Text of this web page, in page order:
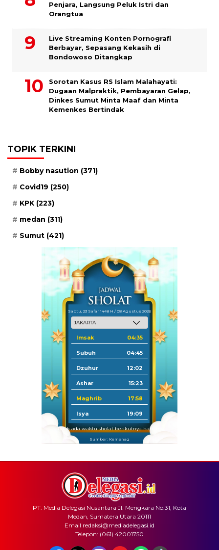
Penjara, Langsung Peluk Istri dan
Orangtua
Live Streaming Konten Pornografi
Berbayar, Sepasang Kekasih di
Bondowoso Ditangkap
Sorotan Kasus RS Islam Malahayati:
Dugaan Malpraktik, Pembayaran Gelap,
Dinkes Sumut Minta Maaf dan Minta
Kemenkes Bertindak
TOPIK TERKINI
Bobby nasution (371)
Covid19 (250)
KPK (223)
medan (311)
Sumut (421)
Sabtu, 23 Safar 1448 H / 08 Agustus 2026
Imsak 04:35
Subuh 04:45
Dzuhur 12:02
Ashar 15:23
Maghrib 17:58
Isya 19:09
Tidak ada waktu sholat berikutnya hari ini.
Sumber: Kemenag
PT. Media Delegasi Nusantara Jl. Mengkara No.31, Kota
Medan, Sumatera Utara 20111
Email redaksi@mediadelegasi.id
Telepon: (061) 42001750